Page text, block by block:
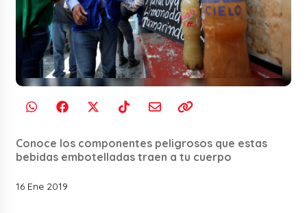
Conoce los componentes peligrosos que estas
bebidas embotelladas traen a tu cuerpo
16 Ene 2019